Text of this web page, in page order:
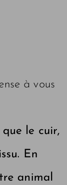
à vous
le cuir,
En
animal